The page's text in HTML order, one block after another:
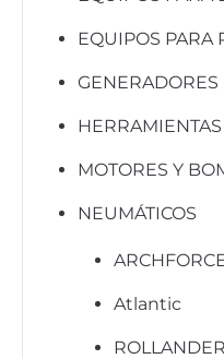
EQUIPOS PARA
GENERADORES
MOTORES Y
NEUMÁTICOS
Atlantic